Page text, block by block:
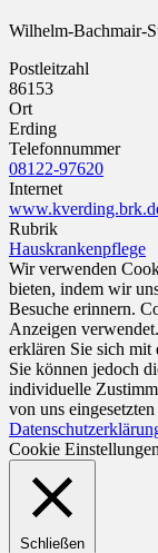
Wilhelm-Bachmair-
Postleitzahl
86153
Ort
Erding
Telefonnummer
08122-97620
Internet
Rubrik
Hauskrankenpflege
Wir verwenden
bieten, indem wir
Besuche erinnern.
Anzeigen
erklären Sie sich mit
Sie können jedoch
individuelle
von uns
Cookie Einstellungen
Schließen